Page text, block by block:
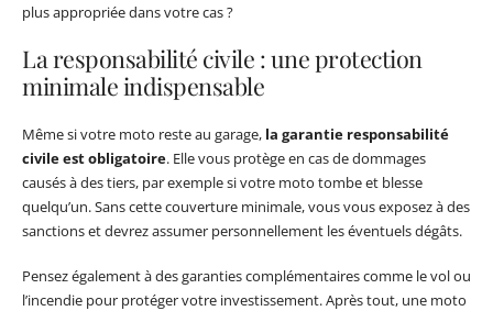
plus appropriée dans votre cas ?
La responsabilité civile : une protection
minimale indispensable
Même si votre moto reste au garage, la garantie responsabilité
civile est obligatoire. Elle vous protège en cas de dommages
causés à des tiers, par exemple si votre moto tombe et blesse
quelqu’un. Sans cette couverture minimale, vous vous exposez à des
sanctions et devrez assumer personnellement les éventuels dégâts.
Pensez également à des garanties complémentaires comme le vol ou
l’incendie pour protéger votre investissement. Après tout, une moto